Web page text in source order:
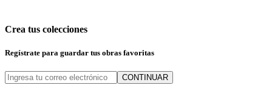
Crea tus colecciones
Regístrate para guardar tus obras favoritas
CONTINUAR